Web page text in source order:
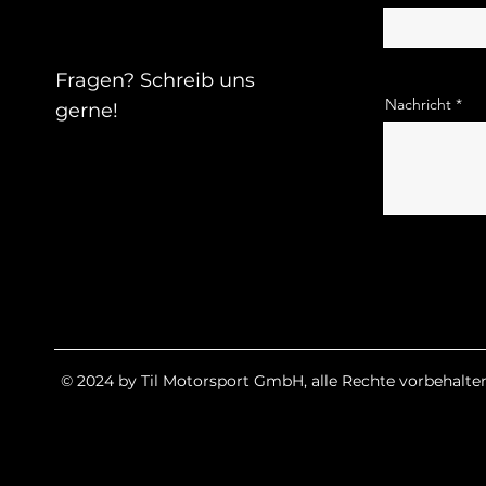
Fragen? Schreib uns
gerne!
Nachricht
© 2024 by Til Motorsport GmbH, alle Rechte